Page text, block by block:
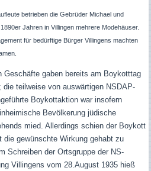
betrieben die Gebrüder Michael und
Jahren in Villingen mehrere Modehäuser.
für bedürftige Bürger Villingens machten
Geschäfte gaben bereits am Boykotttag
die teilweise von auswärtigen NSDAP-
Boykottaktion war insofern
Bevölkerung jüdische
mied. Allerdings schien der Boykott
die gewünschte Wirkung gehabt zu
Schreiben der Ortsgruppe der NS-
Villingens vom 28.August 1935 hieß